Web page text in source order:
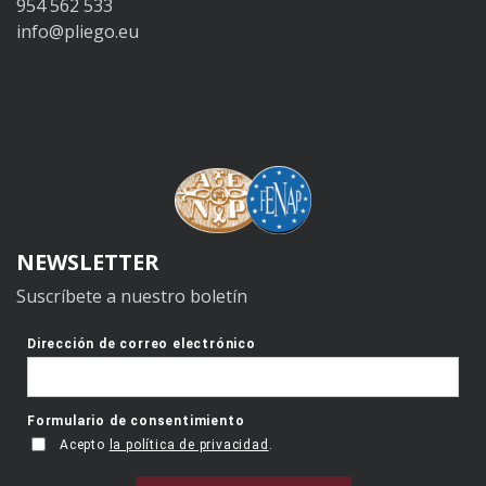
954 562 533
info@pliego.eu
NEWSLETTER
Suscríbete a nuestro boletín